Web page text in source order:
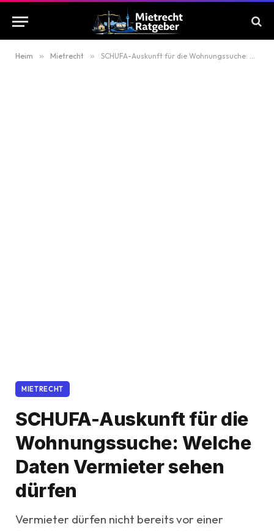
Heim » Mietrecht » SCHUFA-Auskunft für die Wohnungssuche: Welche Daten Vermieter sehen dürfen
MIETRECHT
SCHUFA-Auskunft für die
Wohnungssuche: Welche
Daten Vermieter sehen
dürfen
Vermieter dürfen nicht bereits vor einer